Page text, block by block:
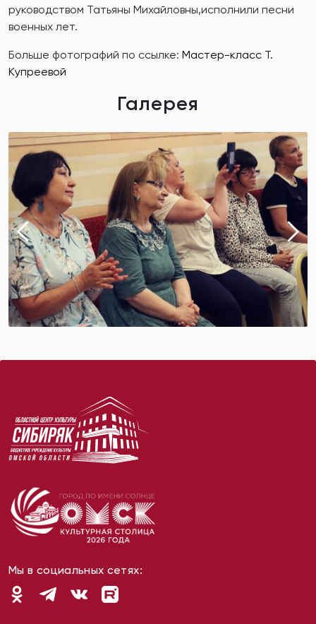
руководством Татьяны Михайловны,исполнили песни
военных лет.
Больше фотографий по ссылке: Мастер-класс Т.
Купреевой
Галерея
Мы в социальных сетях: